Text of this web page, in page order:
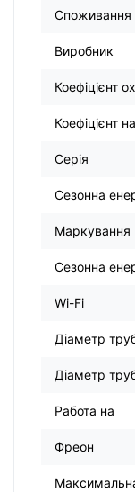
Споживання
Виробник
Коефіцієнт
Коефіцієнт
Серія
Сезонна
Маркування
Сезонна
Wi-Fi
Діаметр
Діаметр
Работа на
Фреон